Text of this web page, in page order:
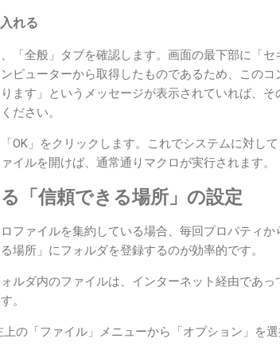
れる
「全般」タブを確認します。画面の最下部に「セ
ピューターから取得したものであるため、この
ます」というメッセージが表示されていれば、
ださい。
OK」をクリックします。これでシステムに対し
イルを開けば、通常通りマクロが実行されます。
「信頼できる場所」の設定
ファイルを集約している場合、毎回プロパティか
場所」にフォルダを登録するのが効率的です。
ルダ内のファイルは、インターネット経由であ
。
の「ファイル」メニューから「オプション」を選